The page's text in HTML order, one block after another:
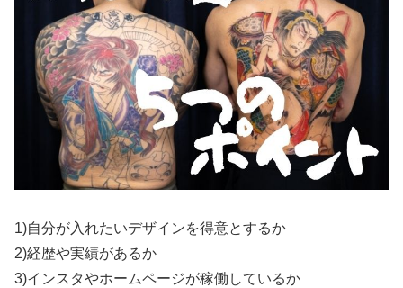
1)自分が入れたいデザインを得意とするか
2)経歴や実績があるか
3)インスタやホームページが稼働しているか